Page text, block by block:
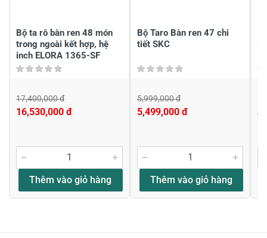
Bộ ta rô bàn ren 48 món
trong ngoài kết hợp, hệ
inch ELORA 1365-SF
17,400,000 đ
16,530,000 đ
Thêm vào giỏ hàng
Bộ Taro Bàn ren 47 chi
tiết SKC
5,999,000 đ
5,499,000 đ
Thêm vào giỏ hàng